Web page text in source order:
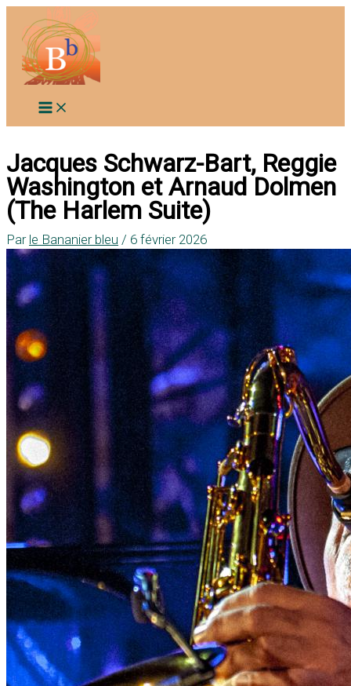
contenu
Jacques Schwarz-Bart, Reggie
Washington et Arnaud Dolmen
(The Harlem Suite)
Par le Bananier bleu / 6 février 2026